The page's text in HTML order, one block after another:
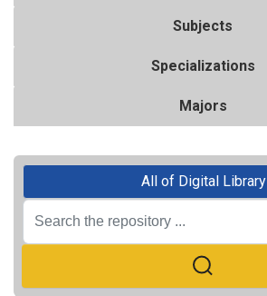
Subjects
Specializations
Majors
All of Digital Library